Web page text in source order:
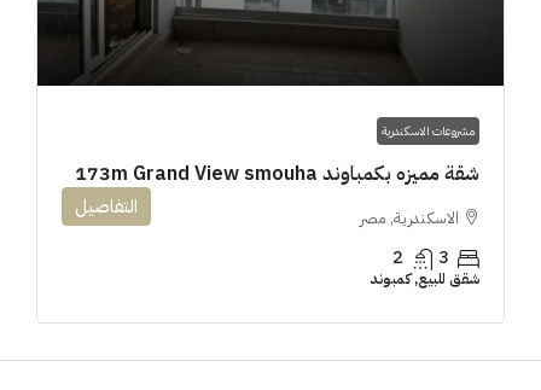
مشروعات الاسكندرية
شقة مميزه بكمباوند 173m Grand View smouha
الاسكندرية, مصر
3
2
شقق للبيع, كمبوند
التفاصيل